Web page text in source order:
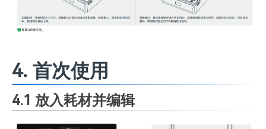
4. 首次使用
4.1 放入耗材并编辑